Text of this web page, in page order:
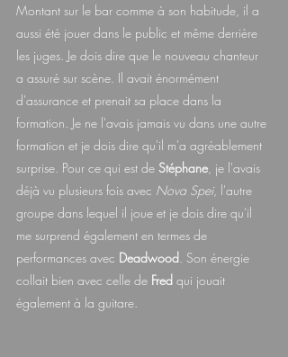
Montant sur le bar comme à son habitude, il a
aussi été jouer dans le public et même derrière
les juges. Je dois dire que le nouveau chanteur
a assuré sur scène. Il avait énormément
d'assurance et prenait sa place dans la
formation. Je ne l'avais jamais vu dans une autre
formation et je dois dire qu'il m'a agréablement
surprise. Pour ce qui est de Stéphane , je l'avais
déjà vu plusieurs fois avec Nova Spei, l'autre
groupe dans lequel il joue et je dois dire qu'il
me surprend également en termes de
performances avec Deadwood . Son énergie
collait bien avec celle de Fred qui jouait
également à la guitare.